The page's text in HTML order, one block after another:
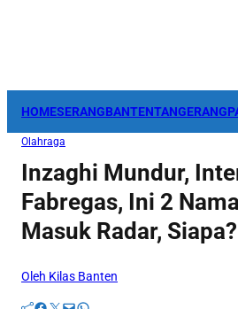
HOMESERANGBANTENTANGERANG
Olahraga
Inzaghi Mundur,
Fabregas, Ini 2
Masuk Radar, Siapa?
Oleh Kilas Banten